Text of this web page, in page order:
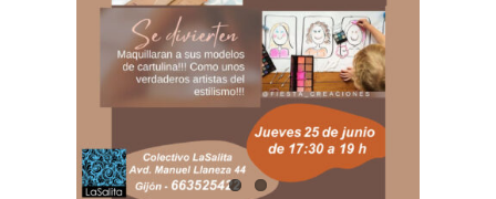
Necesarias
Estas
cookies no